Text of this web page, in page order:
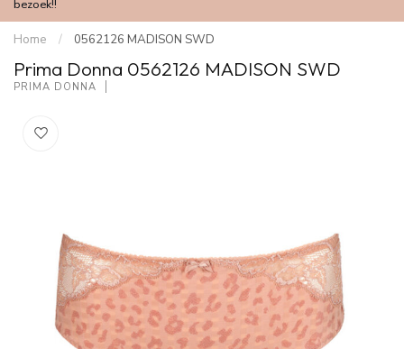
bezoek!!
Home / 0562126 MADISON SWD
Prima Donna 0562126 MADISON SWD
PRIMA DONNA